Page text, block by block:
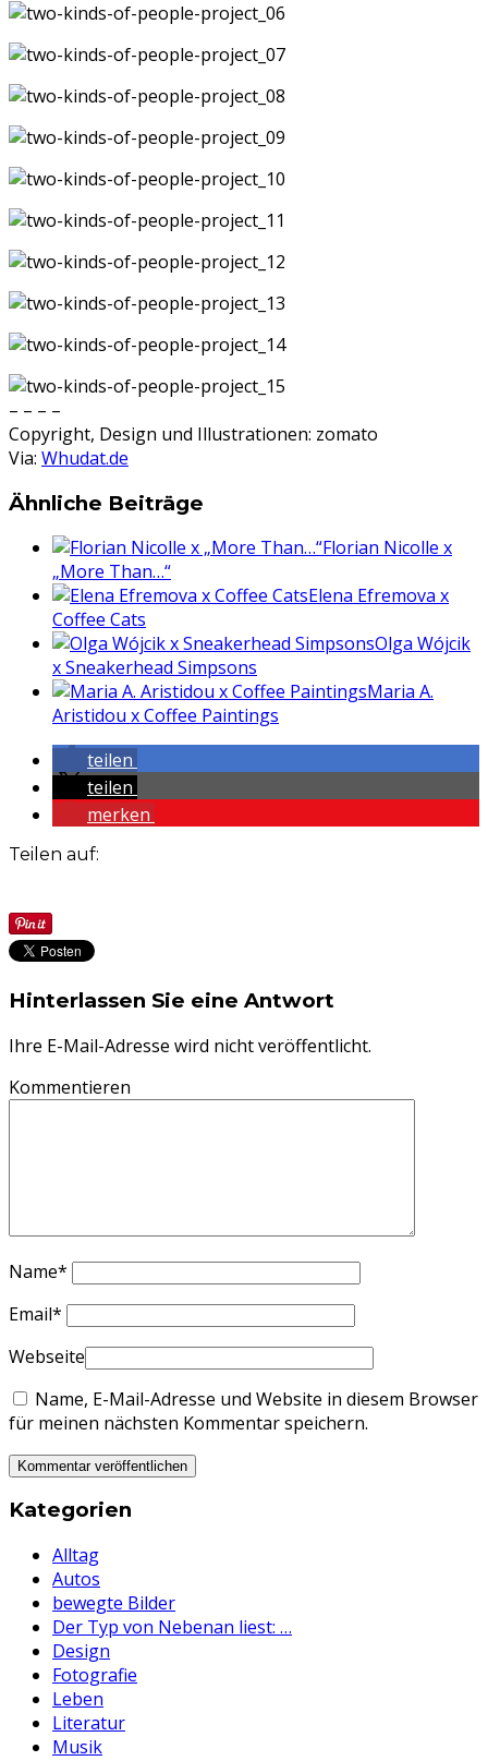
– – – –
Copyright, Design und Illustrationen: zomato
Via: Whudat.de
Ähnliche Beiträge
Florian Nicolle x
„More Than…“
Elena Efremova x
Coffee Cats
Olga Wójcik
x Sneakerhead Simpsons
Maria A.
Aristidou x Coffee Paintings
teilen
teilen
merken
Teilen auf:
Hinterlassen Sie eine Antwort
Ihre E-Mail-Adresse wird nicht veröffentlicht.
Kommentieren
Name*
Email*
Webseite
Name, E-Mail-Adresse und Website in diesem Browser
für meinen nächsten Kommentar speichern.
Kategorien
Alltag
Autos
bewegte Bilder
Der Typ von Nebenan liest: …
Design
Fotografie
Leben
Literatur
Musik